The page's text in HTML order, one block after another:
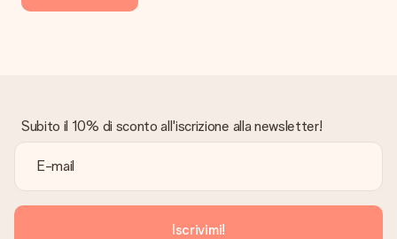
Subito il 10% di sconto all'iscrizione alla newsletter!
Iscrivimi!